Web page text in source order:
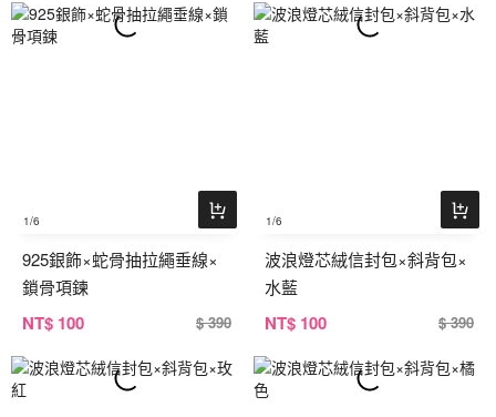
1/6
925銀飾×蛇骨抽拉繩垂線×
鎖骨項鍊
NT$ 100 $ 390
1/6
波浪燈芯絨信封包×斜背包×
水藍
NT$ 100 $ 390